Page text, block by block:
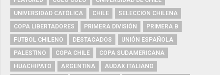
UNIVERSIDAD CATÓLICA
CHILE
SELECCIÓN CHILENA
COPA LIBERTADORES
PRIMERA DIVISIÓN
PRIMERA B
FUTBOL CHILENO
DESTACADOS
UNIÓN ESPAÑOLA
PALESTINO
COPA CHILE
COPA SUDAMERICANA
HUACHIPATO
ARGENTINA
AUDAX ITALIANO